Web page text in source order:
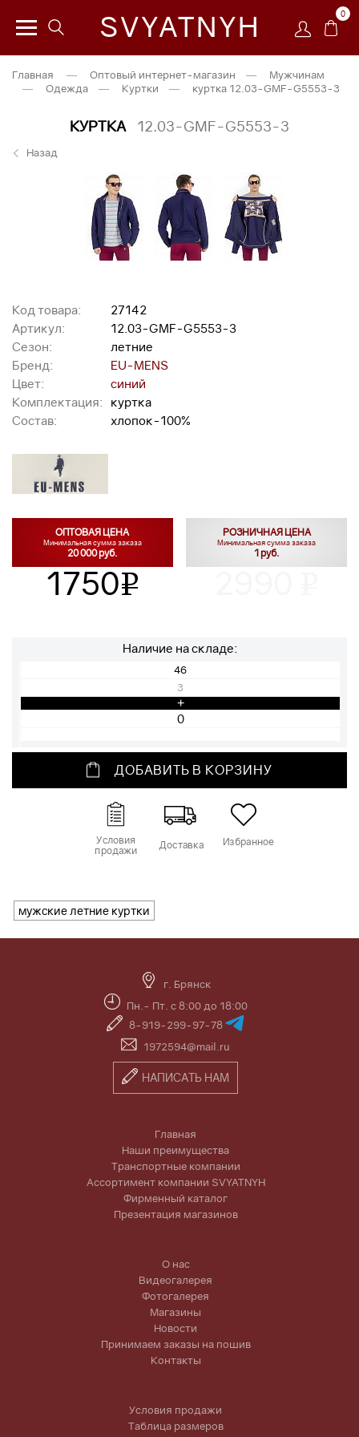
SVYATNYH 0
Главная — Оптовый интернет-магазин —
Мужчинам
—
Одежда — Куртки — куртка 12.03-GMF-G5553-3
КУРТКА 12.03-GMF-G5553-3
Назад
Код товара:
27142
Артикул:
12.03-GMF-G5553-3
Сезон:
летние
Бренд:
EU-MENS
Цвет:
синий
Комплектация:
куртка
Состав:
хлопок-100%
ОПТОВАЯ ЦЕНА
Минимальная сумма заказа
20 000 руб.
1750v
РОЗНИЧНАЯ ЦЕНА
Минимальная сумма заказа
1 руб.
Наличие на складе:
46
3
+
ДОБАВИТЬ В КОРЗИНУ
Условия
продажи Доставка Избранное
мужские летние куртки
г. Брянск
Пн.- Пт. с 8:00 до 18:00
8-919-299-97-78
1972594@mail.ru
НАПИСАТЬ НАМ
Главная
Наши преимущества
Транспортные компании
Ассортимент компании SVYATNYH
Фирменный каталог
Презентация магазинов
О нас
Видеогалерея
Фотогалерея
Магазины
Новости
Принимаем заказы на пошив
Контакты
Условия продажи
Таблица размеров